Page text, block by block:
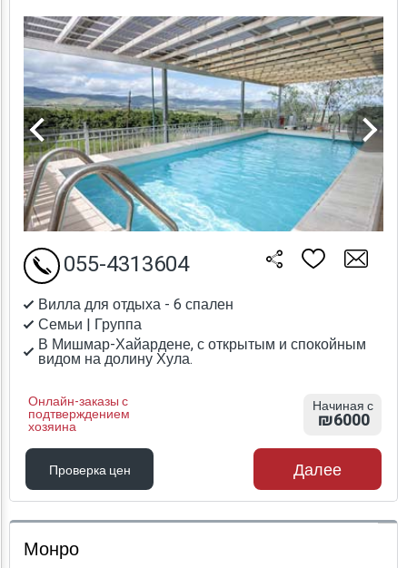
Вилла для отдыха - 6 спален
Семьи | Группа
В Мишмар-Хайардене, с открытым и спокойным
видом на долину Хула.
Онлайн-заказы с
подтверждением
хозяина
055-4313604
Начиная с
₪6000
Проверка цен
Проверка цен
Далее
Монро